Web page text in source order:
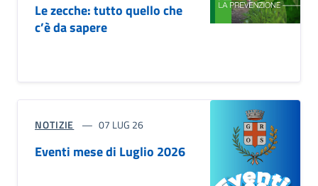
Le zecche: tutto quello che
c’è da sapere
NOTIZIE 07 LUG 26
Eventi mese di Luglio 2026